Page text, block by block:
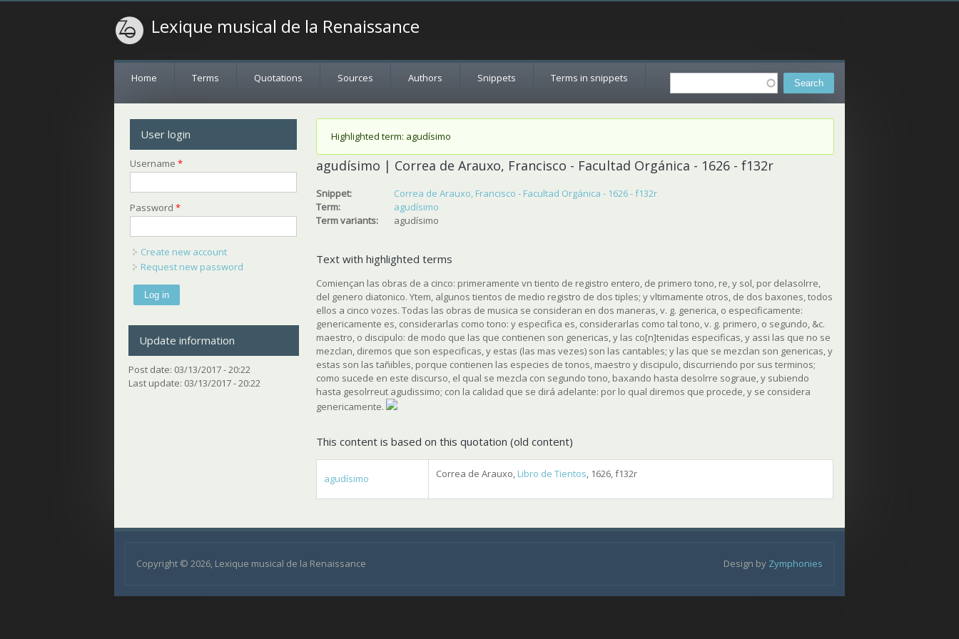
Lexique musical de la Renaissance
Search
Home Terms Quotations Sources Authors Snippets Terms in snippets
Status message
Highlighted term: agudísimo
agudísimo | Correa de Arauxo, Francisco - Facultad Orgánica - 1626 - f132r
Snippet:
Correa de Arauxo, Francisco - Facultad Orgánica - 1626 - f132r
Term:
agudísimo
Term variants:
agudísimo
Text with highlighted terms
Comiençan las obras de a cinco: primeramente vn tiento de registro entero, de primero tono, re, y sol, por delasolrre,
del genero diatonico. Ytem, algunos tientos de medio registro de dos tiples; y vltimamente otros, de dos baxones, todos
ellos a cinco vozes. Todas las obras de musica se consideran en dos maneras, v. g. generica, o especificamente:
genericamente es, considerarlas como tono: y especifica es, considerarlas como tal tono, v. g. primero, o segundo, &c.
maestro, o discipulo: de modo que las que contienen son genericas, y las co[n]tenidas especificas, y assi las que no se
mezclan, diremos que son especificas, y estas (las mas vezes) son las cantables; y las que se mezclan son genericas, y
estas son las tañibles, porque contienen las especies de tonos, maestro y discipulo, discurriendo por sus terminos;
como sucede en este discurso, el qual se mezcla con segundo tono, baxando hasta desolrre sograue, y subiendo
hasta gesolrreut agudissimo; con la calidad que se dirá adelante: por lo qual diremos que procede, y se considera
genericamente.
This content is based on this quotation (old content)
agudísimo Correa de Arauxo, Libro de Tientos, 1626, f132r
User login
Username*
Password*
Create new account
Request new password
Update information
Post date: 03/13/2017 - 20:22
Last update: 03/13/2017 - 20:22
Copyright © 2026, Lexique musical de la Renaissance Design by Zymphonies